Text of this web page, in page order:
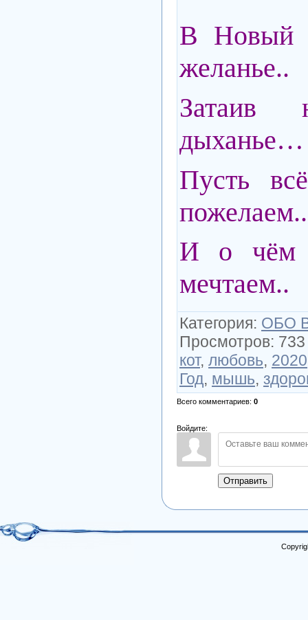
В Новый
желанье..
Затаив
дыханье…
Пусть
пожелаем..
И о чём
мечтаем..
Категория: ОБО
Просмотров: 733
кот, любовь, 2020
Год, мышь,
Всего комментариев: 0
Войдите:
Отправить